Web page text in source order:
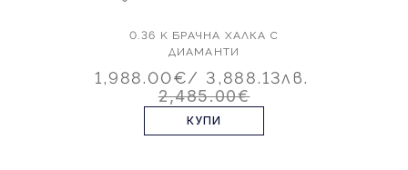
0.36 K БРАЧНА ХАЛКА С
ДИАМАНТИ
1,988.00€/ 3,888.13лв.
2,485.00€
КУПИ